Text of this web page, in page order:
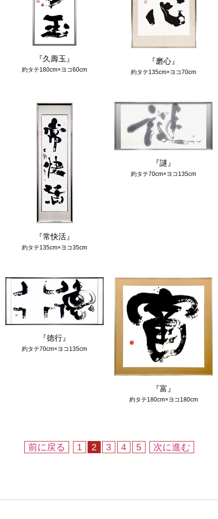
『久壽玉』
約タテ180cm×ヨコ60cm
『磨心』
約タテ135cm×ヨコ70cm
『常快活』
約タテ135cm×ヨコ35cm
『謎』
約タテ70cm×ヨコ135cm
『徳行』
約タテ70cm×ヨコ135cm
『富』
約タテ180cm×ヨコ180cm
前に戻る 1 2 3 4 5 次に進む